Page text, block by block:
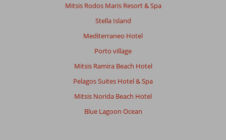
Mitsis Rodos Maris Resort & Spa
Stella Island
Mediterraneo Hotel
Porto village
Mitsis Ramira Beach Hotel
Pelagos Suites Hotel & Spa
Mitsis Norida Beach Hotel
Blue Lagoon Ocean